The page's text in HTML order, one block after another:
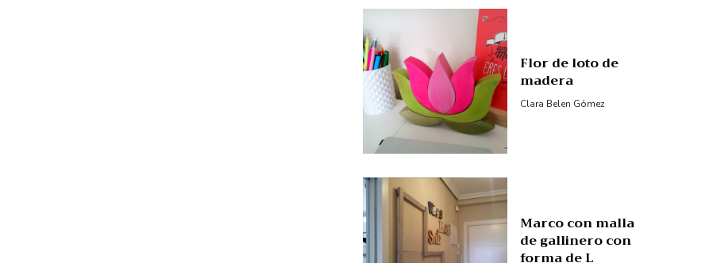
Flor de loto de
madera
Clara Belen Gómez
Marco con malla
de gallinero con
forma de L